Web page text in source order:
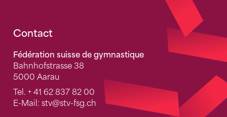
Fusszeile
Contact
Fédération suisse de gymnastique
Bahnhofstrasse 38
5000 Aarau
Tel. + 41 62 837 82 00
E-Mail: stv@stv-fsg.ch